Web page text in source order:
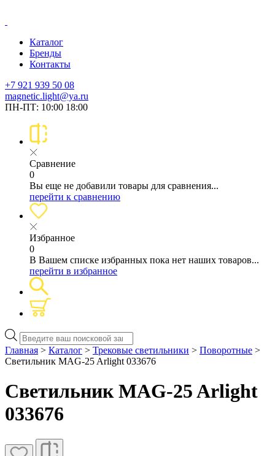
Каталог
Бренды
Контакты
+7 921 939 50 08
magnetic.light@ya.ru
ПН-ПТ: 10:00 18:00
Сравнение
0
Вы еще не добавили товары для сравнения...
перейти к сравнению
Избранное
0
В Вашем списке избранных пока нет наших товаров...
перейти в избранное
Поиск
товаров
Главная > Каталог > Трековые светильники > Поворотные >
Светильник MAG-25 Arlight 033676
Светильник MAG-25 Arlight
033676